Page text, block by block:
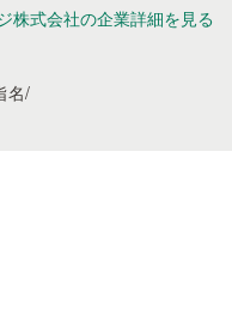
株式会社の企業詳細を見る
名/